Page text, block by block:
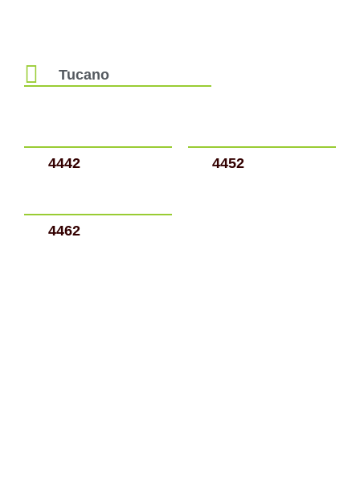
Tucano
4442 4452
4462